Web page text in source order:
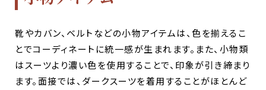
靴やカバン、ベルトなどの小物アイテムは、色を揃えるこ
とでコーディネートに統一感が生まれます。また、小物類
はスーツより濃い色を使用することで、印象が引き締まり
ます。面接では、ダークスーツを着用することがほとんど